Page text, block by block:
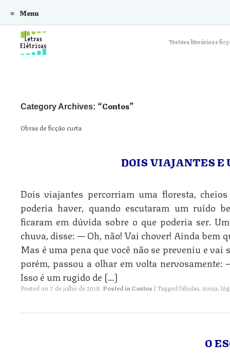
Textões literários e
Menu
Skip to content
Category Archives: Contos
Obras de ficção curta
DOIS VIAJANTES E
Dois viajantes percorriam uma floresta,
poderia haver, quando escutaram um ruído
ficaram em dúvida sobre o que poderia ser.
chuva, disse: — Oh, não! Vai chover! Ainda bem
Mas é uma pena que você não se preveniu e vai
porém, passou a olhar em volta nervosamente:
Isso é um rugido de […]
Posted on 7 de julho de 2018. Posted in Contos | Tagged fábulas, ironia,
O